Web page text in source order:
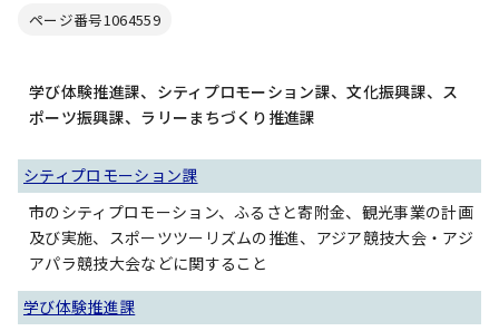
ページ番号1064559
学び体験推進課、シティプロモーション課、文化振興課、ス
ポーツ振興課、ラリーまちづくり推進課
シティプロモーション課
市のシティプロモーション、ふるさと寄附金、観光事業の計画
及び実施、スポーツツーリズムの推進、アジア競技大会・アジ
アパラ競技大会などに関すること
学び体験推進課